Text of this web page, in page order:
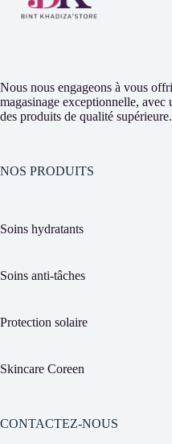
Nous nous engageons à vous
magasinage exceptionnelle,
des produits de qualité supérieure.
NOS PRODUITS
Soins hydratants
Soins anti-tâches
Protection solaire
Skincare Coreen
CONTACTEZ-NOUS